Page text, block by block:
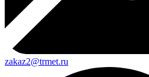
zakaz2@trmet.ru